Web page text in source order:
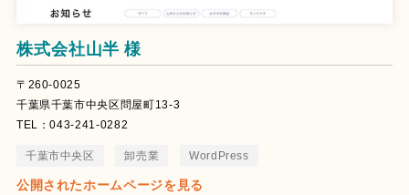
株式会社山半 様
〒260-0025
千葉県千葉市中央区問屋町13-3
TEL：043-241-0282
千葉市中央区 卸売業 WordPress
公開されたホームページを見る